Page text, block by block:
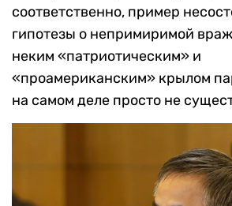
соответственно, пример
гипотезы о непримиримой
неким «патриотическим» и
«проамериканским» крылом
на самом деле просто не